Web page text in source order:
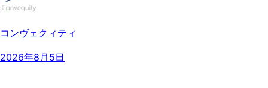
コンヴェクィティ
2026年8月5日